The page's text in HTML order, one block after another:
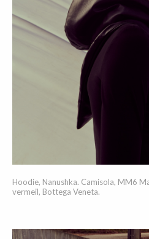
Hoodie, Nanushka. Camisola, MM6
vermeil, Bottega Veneta.